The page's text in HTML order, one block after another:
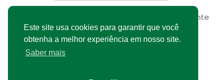
Este site usa cookies para garantir que você
obtenha a melhor experiência em nosso site.
Saber mais
Cadastre-se gratuitamente